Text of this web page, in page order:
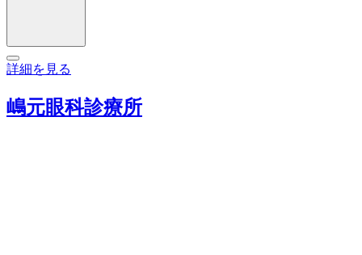
詳細を見る
嶋元眼科診療所